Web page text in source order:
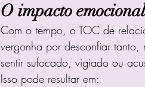
O impacto
Com o tempo, o TOC de
vergonha por desconfiar
sentir sufocado, vigiado ou
Isso pode resultar em: